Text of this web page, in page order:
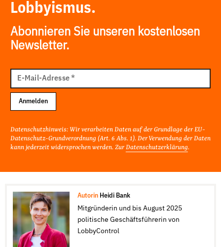
Lobbyismus.
Abonnieren Sie unseren kostenlosen
Newsletter.
Mail
Adresse
E-Mail-Adresse*
Anmelden
Datenschutzhinweis: Wir verarbeiten Daten auf der Grundlage der EU-
Datenschutz-Grundverordnung (Art. 6 Abs. 1). Der Verwendung der Daten
kann jederzeit widersprochen werden. Zur Datenschutzerklärung.
Autorin Heidi Bank
Mitgründerin und bis August 2025
politische Geschäftsführerin von
LobbyControl